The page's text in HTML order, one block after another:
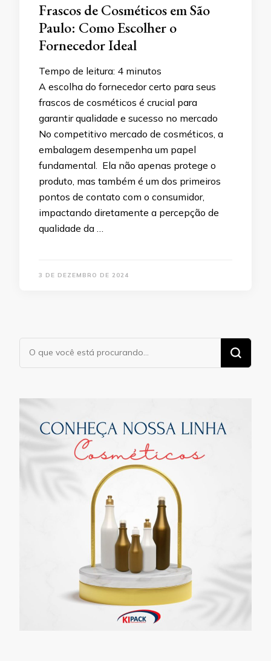
Frascos de Cosméticos em São
Paulo: Como Escolher o
Fornecedor Ideal
Tempo de leitura: 4 minutos
A escolha do fornecedor certo para seus
frascos de cosméticos é crucial para
garantir qualidade e sucesso no mercado
No competitivo mercado de cosméticos, a
embalagem desempenha um papel
fundamental. Ela não apenas protege o
produto, mas também é um dos primeiros
pontos de contato com o consumidor,
impactando diretamente a percepção de
qualidade da …
3 DE DEZEMBRO DE 2024
Procurando
algo?